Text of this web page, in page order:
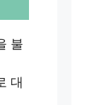
불
대